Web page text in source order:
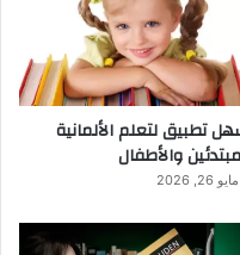
تطبيق لتعلم الألمانية
والأطفال
مايو 26, 2026